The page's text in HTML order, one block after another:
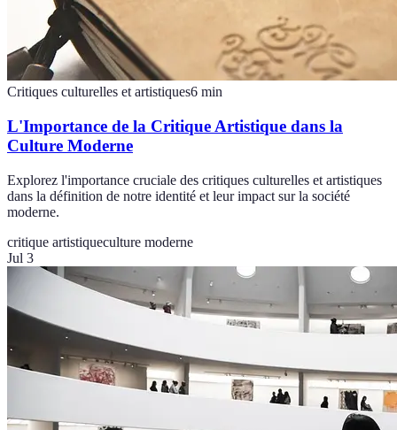
Critiques culturelles et artistiques6 min
L'Importance de la Critique Artistique dans la
Culture Moderne
Explorez l'importance cruciale des critiques culturelles et artistiques
dans la définition de notre identité et leur impact sur la société
moderne.
critique artistiqueculture moderne
Jul 3